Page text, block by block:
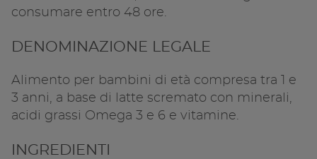
consumare entro 48 ore.
DENOMINAZIONE LEGALE
Alimento per bambini di età compresa tra 1 e
3 anni, a base di latte scremato con minerali,
acidi grassi Omega 3 e 6 e vitamine.
INGREDIENTI